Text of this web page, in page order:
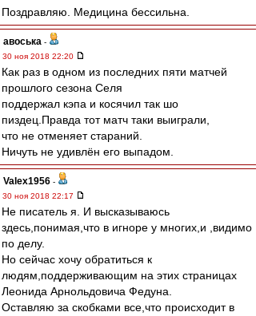
Поздравляю. Медицина бессильна.
авоська -
30 ноя 2018 22:20
Как раз в одном из последних пяти матчей
прошлого сезона Селя
поддержал кэпа и косячил так шо
пиздец.Правда тот матч таки выиграли,
что не отменяет стараний.
Ничуть не удивлён его выпадом.
Valex1956 -
30 ноя 2018 22:17
Не писатель я. И высказываюсь
здесь,понимая,что в игноре у многих,и ,видимо
по делу.
Но сейчас хочу обратиться к
людям,поддерживающим на этих страницах
Леонида Арнольдовича Федуна.
Оставляю за скобками все,что происходит в